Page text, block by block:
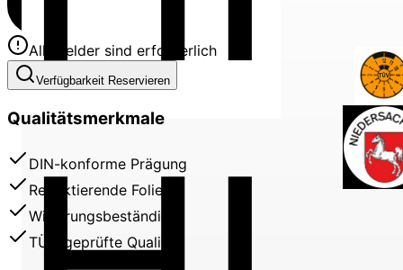
Alle Felder sind erforderlich
Verfügbarkeit Reservieren
Qualitätsmerkmale
DIN-konforme Prägung
Reflektierende Folie
Witterungsbeständig
TÜV-geprüfte Qualität